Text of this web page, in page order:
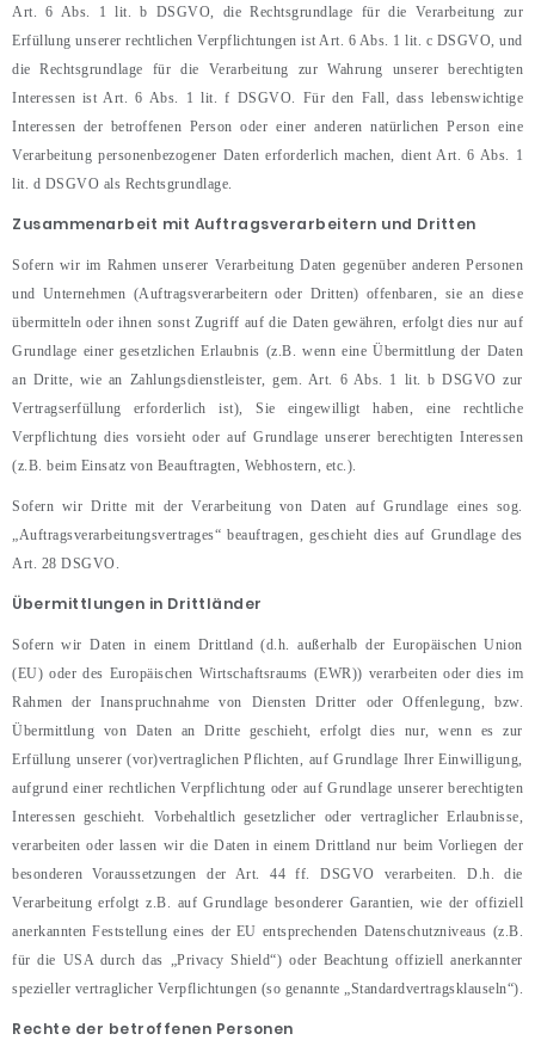
Art. 6 Abs. 1 lit. b DSGVO, die Rechtsgrundlage für die Verarbeitung zur
Erfüllung unserer rechtlichen Verpflichtungen ist Art. 6 Abs. 1 lit. c DSGVO, und
die Rechtsgrundlage für die Verarbeitung zur Wahrung unserer berechtigten
Interessen ist Art. 6 Abs. 1 lit. f DSGVO. Für den Fall, dass lebenswichtige
Interessen der betroffenen Person oder einer anderen natürlichen Person eine
Verarbeitung personenbezogener Daten erforderlich machen, dient Art. 6 Abs. 1
lit. d DSGVO als Rechtsgrundlage.
Zusammenarbeit mit Auftragsverarbeitern und Dritten
Sofern wir im Rahmen unserer Verarbeitung Daten gegenüber anderen Personen
und Unternehmen (Auftragsverarbeitern oder Dritten) offenbaren, sie an diese
übermitteln oder ihnen sonst Zugriff auf die Daten gewähren, erfolgt dies nur auf
Grundlage einer gesetzlichen Erlaubnis (z.B. wenn eine Übermittlung der Daten
an Dritte, wie an Zahlungsdienstleister, gem. Art. 6 Abs. 1 lit. b DSGVO zur
Vertragserfüllung erforderlich ist), Sie eingewilligt haben, eine rechtliche
Verpflichtung dies vorsieht oder auf Grundlage unserer berechtigten Interessen
(z.B. beim Einsatz von Beauftragten, Webhostern, etc.).
Sofern wir Dritte mit der Verarbeitung von Daten auf Grundlage eines sog.
„Auftragsverarbeitungsvertrages“ beauftragen, geschieht dies auf Grundlage des
Art. 28 DSGVO.
Übermittlungen in Drittländer
Sofern wir Daten in einem Drittland (d.h. außerhalb der Europäischen Union
(EU) oder des Europäischen Wirtschaftsraums (EWR)) verarbeiten oder dies im
Rahmen der Inanspruchnahme von Diensten Dritter oder Offenlegung, bzw.
Übermittlung von Daten an Dritte geschieht, erfolgt dies nur, wenn es zur
Erfüllung unserer (vor)vertraglichen Pflichten, auf Grundlage Ihrer Einwilligung,
aufgrund einer rechtlichen Verpflichtung oder auf Grundlage unserer berechtigten
Interessen geschieht. Vorbehaltlich gesetzlicher oder vertraglicher Erlaubnisse,
verarbeiten oder lassen wir die Daten in einem Drittland nur beim Vorliegen der
besonderen Voraussetzungen der Art. 44 ff. DSGVO verarbeiten. D.h. die
Verarbeitung erfolgt z.B. auf Grundlage besonderer Garantien, wie der offiziell
anerkannten Feststellung eines der EU entsprechenden Datenschutzniveaus (z.B.
für die USA durch das „Privacy Shield“) oder Beachtung offiziell anerkannter
spezieller vertraglicher Verpflichtungen (so genannte „Standardvertragsklauseln“).
Rechte der betroffenen Personen